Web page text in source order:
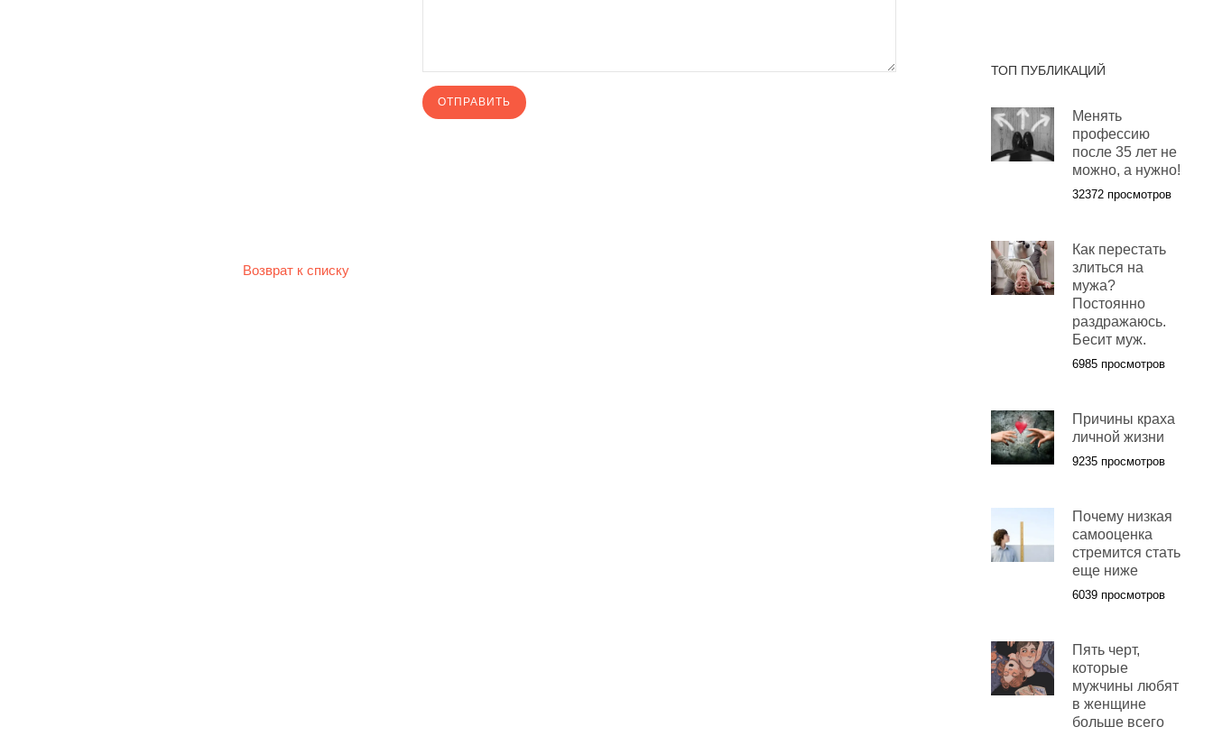
Возврат к списку
ТОП ПУБЛИКАЦИЙ
Менять
профессию
после 35 лет не
можно, а нужно!
32372 просмотров
Как перестать
злиться на
мужа?
Постоянно
раздражаюсь.
Бесит муж.
6985 просмотров
Причины краха
личной жизни
9235 просмотров
Почему низкая
самооценка
стремится стать
еще ниже
6039 просмотров
Пять черт,
которые
мужчины любят
в женщине
больше всего